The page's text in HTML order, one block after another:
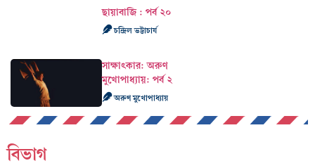
ছায়াবাজি : পর্ব ২০
চন্দ্রিল ভট্টাচার্য
সাক্ষাৎকার: অরুণ
মুখোপাধ্যায়: পর্ব ২
অরুণ মুখোপাধ্যায়
বিভাগ